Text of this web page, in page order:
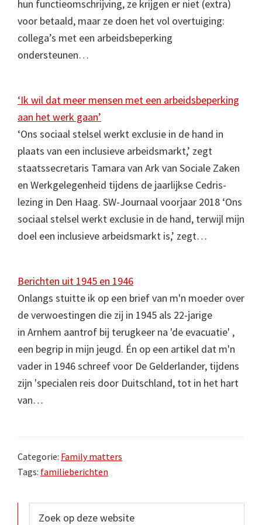
hun functieomschrijving, ze krijgen er niet (extra)
voor betaald, maar ze doen het vol overtuiging:
collega’s met een arbeidsbeperking
ondersteunen…
‘Ik wil dat meer mensen met een arbeidsbeperking
aan het werk gaan’
‘Ons sociaal stelsel werkt exclusie in de hand in
plaats van een inclusieve arbeidsmarkt,’ zegt
staatssecretaris Tamara van Ark van Sociale Zaken
en Werkgelegenheid tijdens de jaarlijkse Cedris-
lezing in Den Haag. SW-Journaal voorjaar 2018 ‘Ons
sociaal stelsel werkt exclusie in de hand, terwijl mijn
doel een inclusieve arbeidsmarkt is,’ zegt…
Berichten uit 1945 en 1946
Onlangs stuitte ik op een brief van m'n moeder over
de verwoestingen die zij in 1945 als 22-jarige
in Arnhem aantrof bij terugkeer na 'de evacuatie' ,
een begrip in mijn jeugd. Én op een artikel dat m'n
vader in 1946 schreef voor De Gelderlander, tijdens
zijn 'specialen reis door Duitschland, tot in het hart
van…
Categorie: Family matters
Tags: familieberichten
Primaire